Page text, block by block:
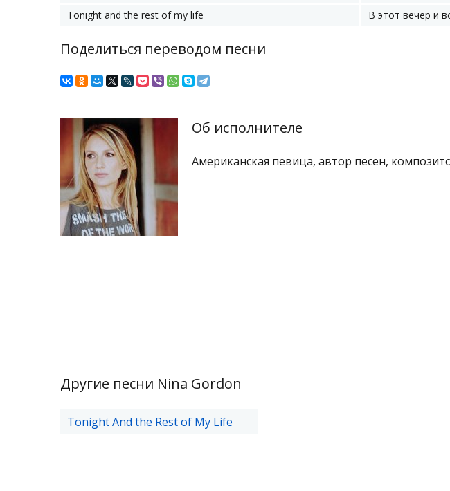
Tonight and the rest of my life
В этот вечер и
Поделиться переводом песни
Об исполнителе
Американская певица, автор песен,
Другие песни Nina Gordon
Tonight And the Rest of My Life